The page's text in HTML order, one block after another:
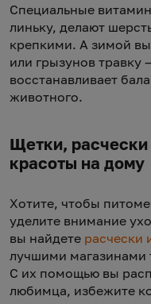
Специальные
линьку, делают
крепкими. А зимой
или грызунов травку
восстанавливает
животного.
Щетки,
красоты на дому
Хотите, чтобы
уделите внимание
вы найдете расчески
лучшими магазинами
С их помощью вы
любимца, избежите